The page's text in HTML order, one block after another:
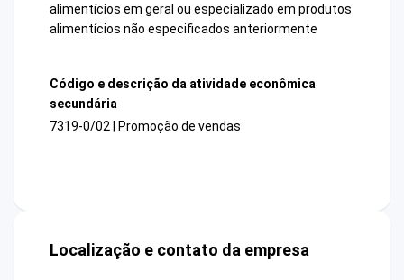
alimentícios em geral ou especializado em produtos
alimentícios não especificados anteriormente
Código e descrição da atividade econômica
secundária
7319-0/02 | Promoção de vendas
Localização e contato da empresa